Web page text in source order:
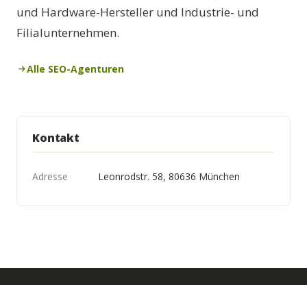
und Hardware-Hersteller und Industrie- und
Filialunternehmen.
Alle SEO-Agenturen
Kontakt
Adresse Leonrodstr. 58, 80636 München